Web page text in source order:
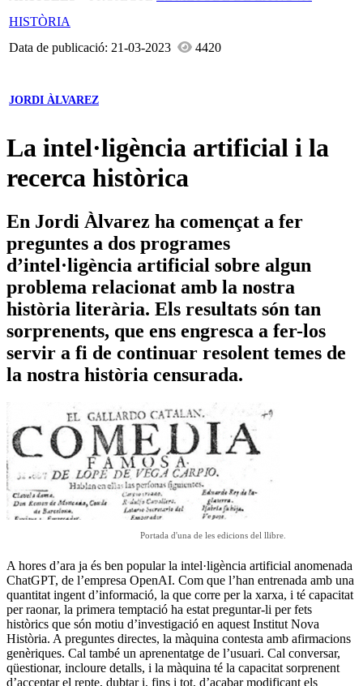
HISTÒRIA
Data de publicació: 21-03-2023
4420
JORDI ÀLVAREZ
La intel·ligència artificial i la
recerca històrica
En Jordi Àlvarez ha començat a fer
preguntes a dos programes
d’intel·ligència artificial sobre algun
problema relacionat amb la nostra
història literària. Els resultats són tan
sorprenents, que ens engresca a fer-los
servir a fi de continuar resolent temes de
la nostra història censurada.
Portada d'una de les edicions del llibre.
A hores d’ara ja és ben popular la intel·ligència artificial anomenada
ChatGPT, de l’empresa OpenAI. Com que l’han entrenada amb una
quantitat ingent d’informació, la que corre per la xarxa, i té capacitat
per raonar, la primera temptació ha estat preguntar-li per fets
històrics que són motiu d’investigació en aquest Institut Nova
Història. A preguntes directes, la màquina contesta amb afirmacions
genèriques. Cal també un aprenentatge de l’usuari. Cal conversar,
qüestionar, incloure detalls, i la màquina té la capacitat sorprenent
d’acceptar el repte, dubtar i, fins i tot, d’acabar modificant els